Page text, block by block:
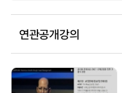
연관공개강의